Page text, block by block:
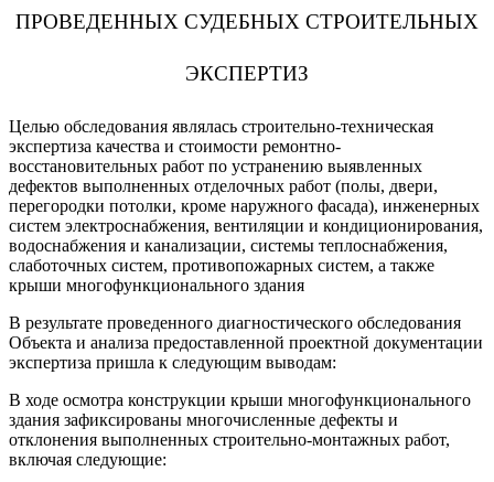
ПРОВЕДЕННЫХ СУДЕБНЫХ СТРОИТЕЛЬНЫХ
ЭКСПЕРТИЗ
Целью обследования являлась строительно-техническая
экспертиза качества и стоимости ремонтно-
восстановительных работ по устранению выявленных
дефектов выполненных отделочных работ (полы, двери,
перегородки потолки, кроме наружного фасада), инженерных
систем электроснабжения, вентиляции и кондиционирования,
водоснабжения и канализации, системы теплоснабжения,
слаботочных систем, противопожарных систем, а также
крыши многофункционального здания
В результате проведенного диагностического обследования
Объекта и анализа предоставленной проектной документации
экспертиза пришла к следующим выводам:
В ходе осмотра конструкции крыши многофункционального
здания зафиксированы многочисленные дефекты и
отклонения выполненных строительно-монтажных работ,
включая следующие: